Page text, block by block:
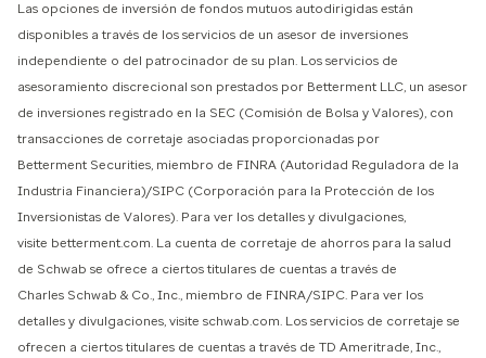
Las opciones de inversión de fondos mutuos autodirigidas están
disponibles a través de los servicios de un asesor de inversiones
independiente o del patrocinador de su plan. Los servicios de
asesoramiento discrecional son prestados por Betterment LLC, un asesor
de inversiones registrado en la SEC (Comisión de Bolsa y Valores), con
transacciones de corretaje asociadas proporcionadas por
Betterment Securities, miembro de FINRA (Autoridad Reguladora de la
Industria Financiera)/SIPC (Corporación para la Protección de los
Inversionistas de Valores). Para ver los detalles y divulgaciones,
visite betterment.com. La cuenta de corretaje de ahorros para la salud
de Schwab se ofrece a ciertos titulares de cuentas a través de
Charles Schwab & Co., Inc., miembro de FINRA/SIPC. Para ver los
detalles y divulgaciones, visite schwab.com. Los servicios de corretaje se
ofrecen a ciertos titulares de cuentas a través de TD Ameritrade, Inc.,